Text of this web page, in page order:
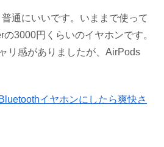
通にいいです。いままで使って
3000円くらいのイヤホンです。
リ感がありましたが、AirPods
イヤホンにしたら爽快さ